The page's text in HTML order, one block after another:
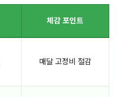
체감 포인트
매달 고정비 절감